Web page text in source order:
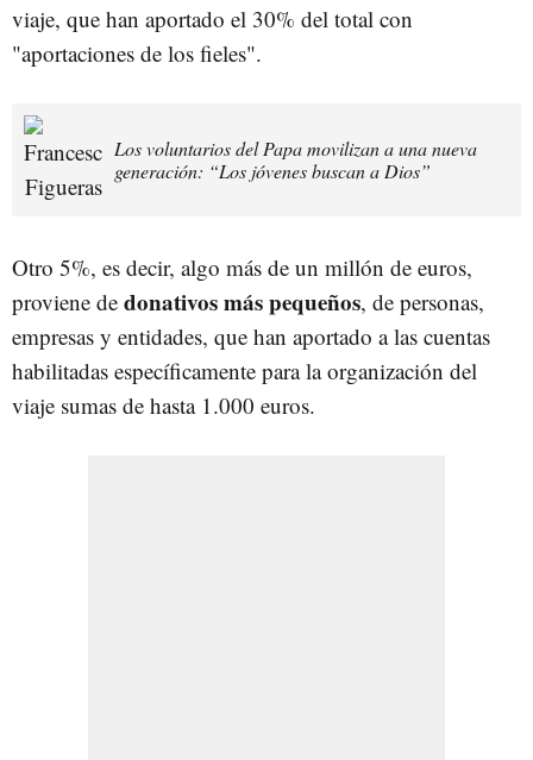
viaje, que han aportado el 30% del total con
"aportaciones de los fieles".
Los voluntarios del Papa movilizan a una nueva
generación: “Los jóvenes buscan a Dios”
Otro 5%, es decir, algo más de un millón de euros,
proviene de donativos más pequeños, de personas,
empresas y entidades, que han aportado a las cuentas
habilitadas específicamente para la organización del
viaje sumas de hasta 1.000 euros.